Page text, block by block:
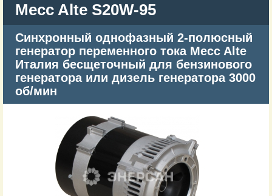
Mecc Alte S20W-95
Синхронный однофазный 2-полюсный
генератор переменного тока Mecc Alte
Италия бесщеточный для бензинового
генератора или дизель генератора 3000
об/мин